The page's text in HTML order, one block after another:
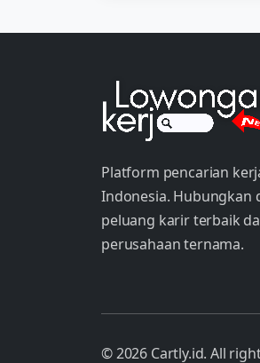
Platform pencarian
Indonesia. Hubungkan
peluang karir terbaik
perusahaan ternama.
© 2026 Cartly.id. All